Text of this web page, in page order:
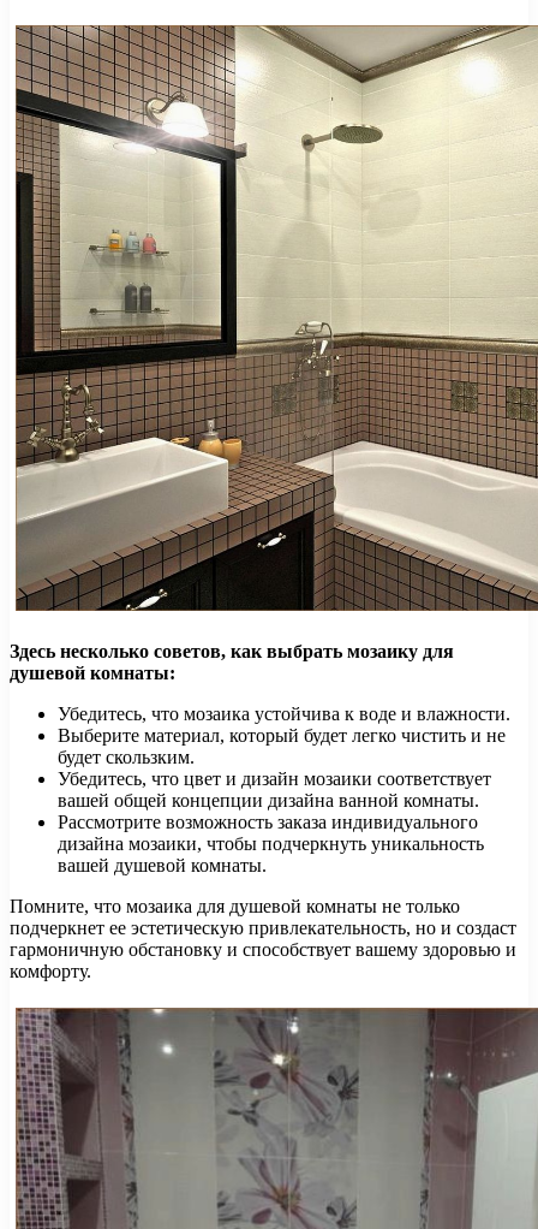
Здесь несколько советов, как выбрать мозаику для
душевой комнаты:
Убедитесь, что мозаика устойчива к воде и влажности.
Выберите материал, который будет легко чистить и не
будет скользким.
Убедитесь, что цвет и дизайн мозаики соответствует
вашей общей концепции дизайна ванной комнаты.
Рассмотрите возможность заказа индивидуального
дизайна мозаики, чтобы подчеркнуть уникальность
вашей душевой комнаты.
Помните, что мозаика для душевой комнаты не только
подчеркнет ее эстетическую привлекательность, но и создаст
гармоничную обстановку и способствует вашему здоровью и
комфорту.